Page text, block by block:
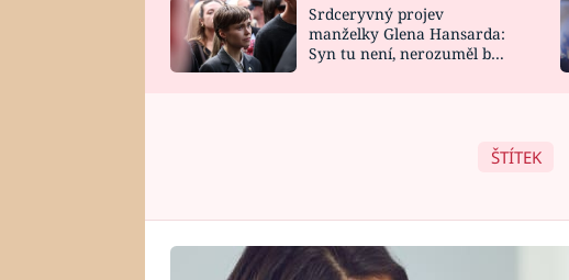
HOROSKOP NA
CELEBRITY
VAŘENÍ
Srdceryvný projev
manželky Glena Hansarda:
Syn tu není, nerozuměl by
ŠTÍTEK